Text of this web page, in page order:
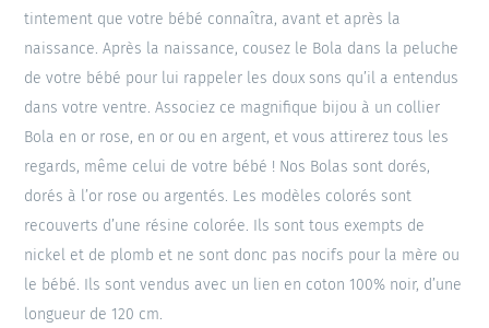
tintement que votre bébé connaîtra, avant et après la
naissance. Après la naissance, cousez le Bola dans la peluche
de votre bébé pour lui rappeler les doux sons qu’il a entendus
dans votre ventre. Associez ce magnifique bijou à un collier
Bola en or rose, en or ou en argent, et vous attirerez tous les
regards, même celui de votre bébé ! Nos Bolas sont dorés,
dorés à l’or rose ou argentés. Les modèles colorés sont
recouverts d’une résine colorée. Ils sont tous exempts de
nickel et de plomb et ne sont donc pas nocifs pour la mère ou
le bébé. Ils sont vendus avec un lien en coton 100% noir, d’une
longueur de 120 cm.